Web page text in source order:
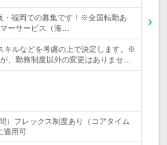
・福岡での募集です！※全国転勤あ
ーサービス（海…
キルなどを考慮の上で決定します。※
、勤務制度以外の変更はありませ…
）フレックス制度あり（コアタイム
適用可